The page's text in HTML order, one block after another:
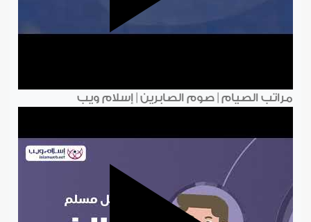
مراتب الصيام | صوم الصابرين | إسلام ويب